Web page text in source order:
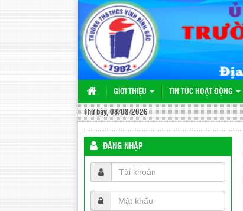
GIỚI THIỆU TIN TỨC HOẠT ĐỘNG
Thứ bảy, 08/08/2026
ĐĂNG NHẬP